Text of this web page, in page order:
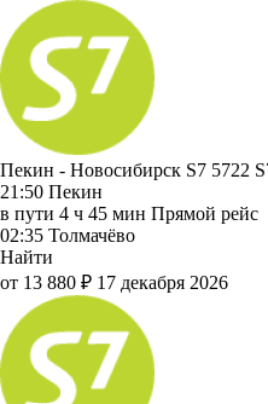
Пекин - Новосибирск S7 5722
21:50 Пекин
в пути 4 ч 45 мин Прямой рейс
02:35 Толмачёво
Найти
от 13 880 ₽ 17 декабря 2026